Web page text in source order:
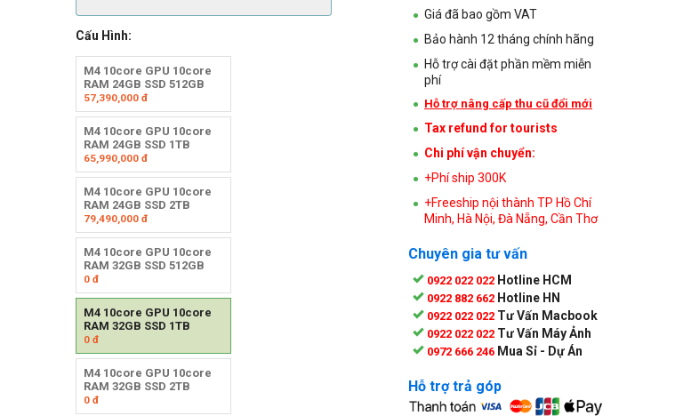
Cấu Hình:
M4 10core GPU 10core
RAM 24GB SSD 512GB
57,390,000đ
M4 10core GPU 10core
RAM 24GB SSD 1TB
65,990,000đ
M4 10core GPU 10core
RAM 24GB SSD 2TB
79,490,000đ
M4 10core GPU 10core
RAM 32GB SSD 512GB
0đ
M4 10core GPU 10core
RAM 32GB SSD 1TB
0đ
M4 10core GPU 10core
RAM 32GB SSD 2TB
0đ
Giá đã bao gồm VAT
Bảo hành 12 tháng chính hãng
Hỗ trợ cài đặt phần mềm miễn
phí
Hỗ trợ nâng cấp thu cũ đổi mới
Tax refund for tourists
Chi phí vận chuyển:
+Phí ship 300K
+Freeship nội thành TP Hồ Chí
Minh, Hà Nội, Đà Nẵng, Cần Thơ
Chuyên gia tư vấn
0922 022 022 Hotline HCM
0922 882 662 Hotline HN
0922 022 022 Tư Vấn Macbook
0922 022 022 Tư Vấn Máy Ảnh
0972 666 246 Mua Sỉ - Dự Án
Hỗ trợ trả góp